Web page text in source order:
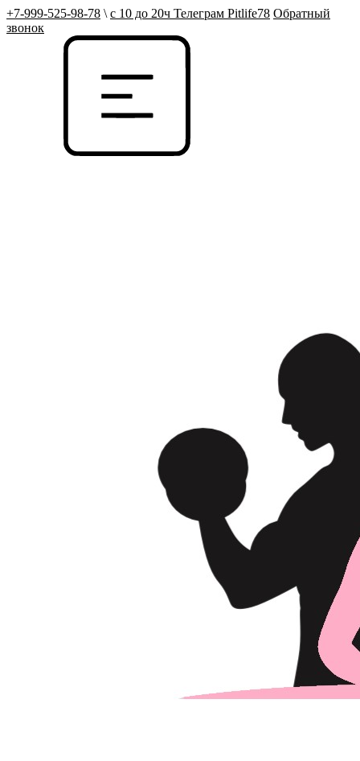
+7-999-525-98-78 \ с 10 до 20ч Телеграм Pitlife78 Обратный
звонок